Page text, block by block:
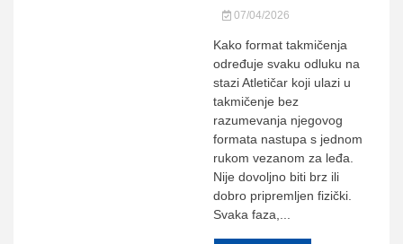
07/04/2026
Kako format takmičenja
određuje svaku odluku na
stazi Atletičar koji ulazi u
takmičenje bez
razumevanja njegovog
formata nastupa s jednom
rukom vezanom za leđa.
Nije dovoljno biti brz ili
dobro pripremljen fizički.
Svaka faza,...